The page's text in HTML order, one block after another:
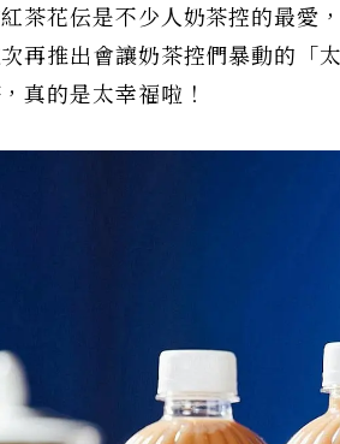
茶花伝是不少人奶茶控的最愛
再推出會讓奶茶控們暴動的「
真的是太幸福啦！